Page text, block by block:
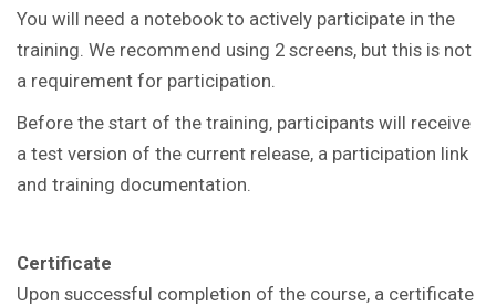
You will need a notebook to actively participate in the
training. We recommend using 2 screens, but this is not
a requirement for participation.
Before the start of the training, participants will receive
a test version of the current release, a participation link
and training documentation.
Certificate
Upon successful completion of the course, a certificate